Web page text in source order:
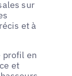
sur
et à
profil en
et